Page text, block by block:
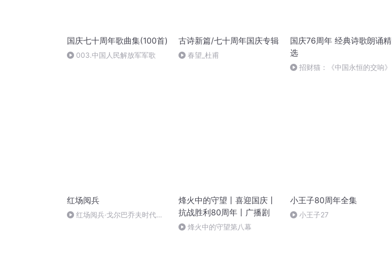
国庆七十周年歌曲集(100首)
003.中国人民解放军军歌
古诗新篇/七十周年国庆专辑
春望_杜甫
国庆76周年 经典诗歌朗诵精
选
招财猫：《中国永恒的交响》
红场阅兵
红场阅兵·戈尔巴乔夫时代
烽火中的守望丨喜迎国庆丨
抗战胜利80周年丨广播剧
烽火中的守望第八幕
小王子80周年全集
小王子27